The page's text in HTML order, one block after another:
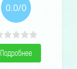
0.0/0
Подробнее